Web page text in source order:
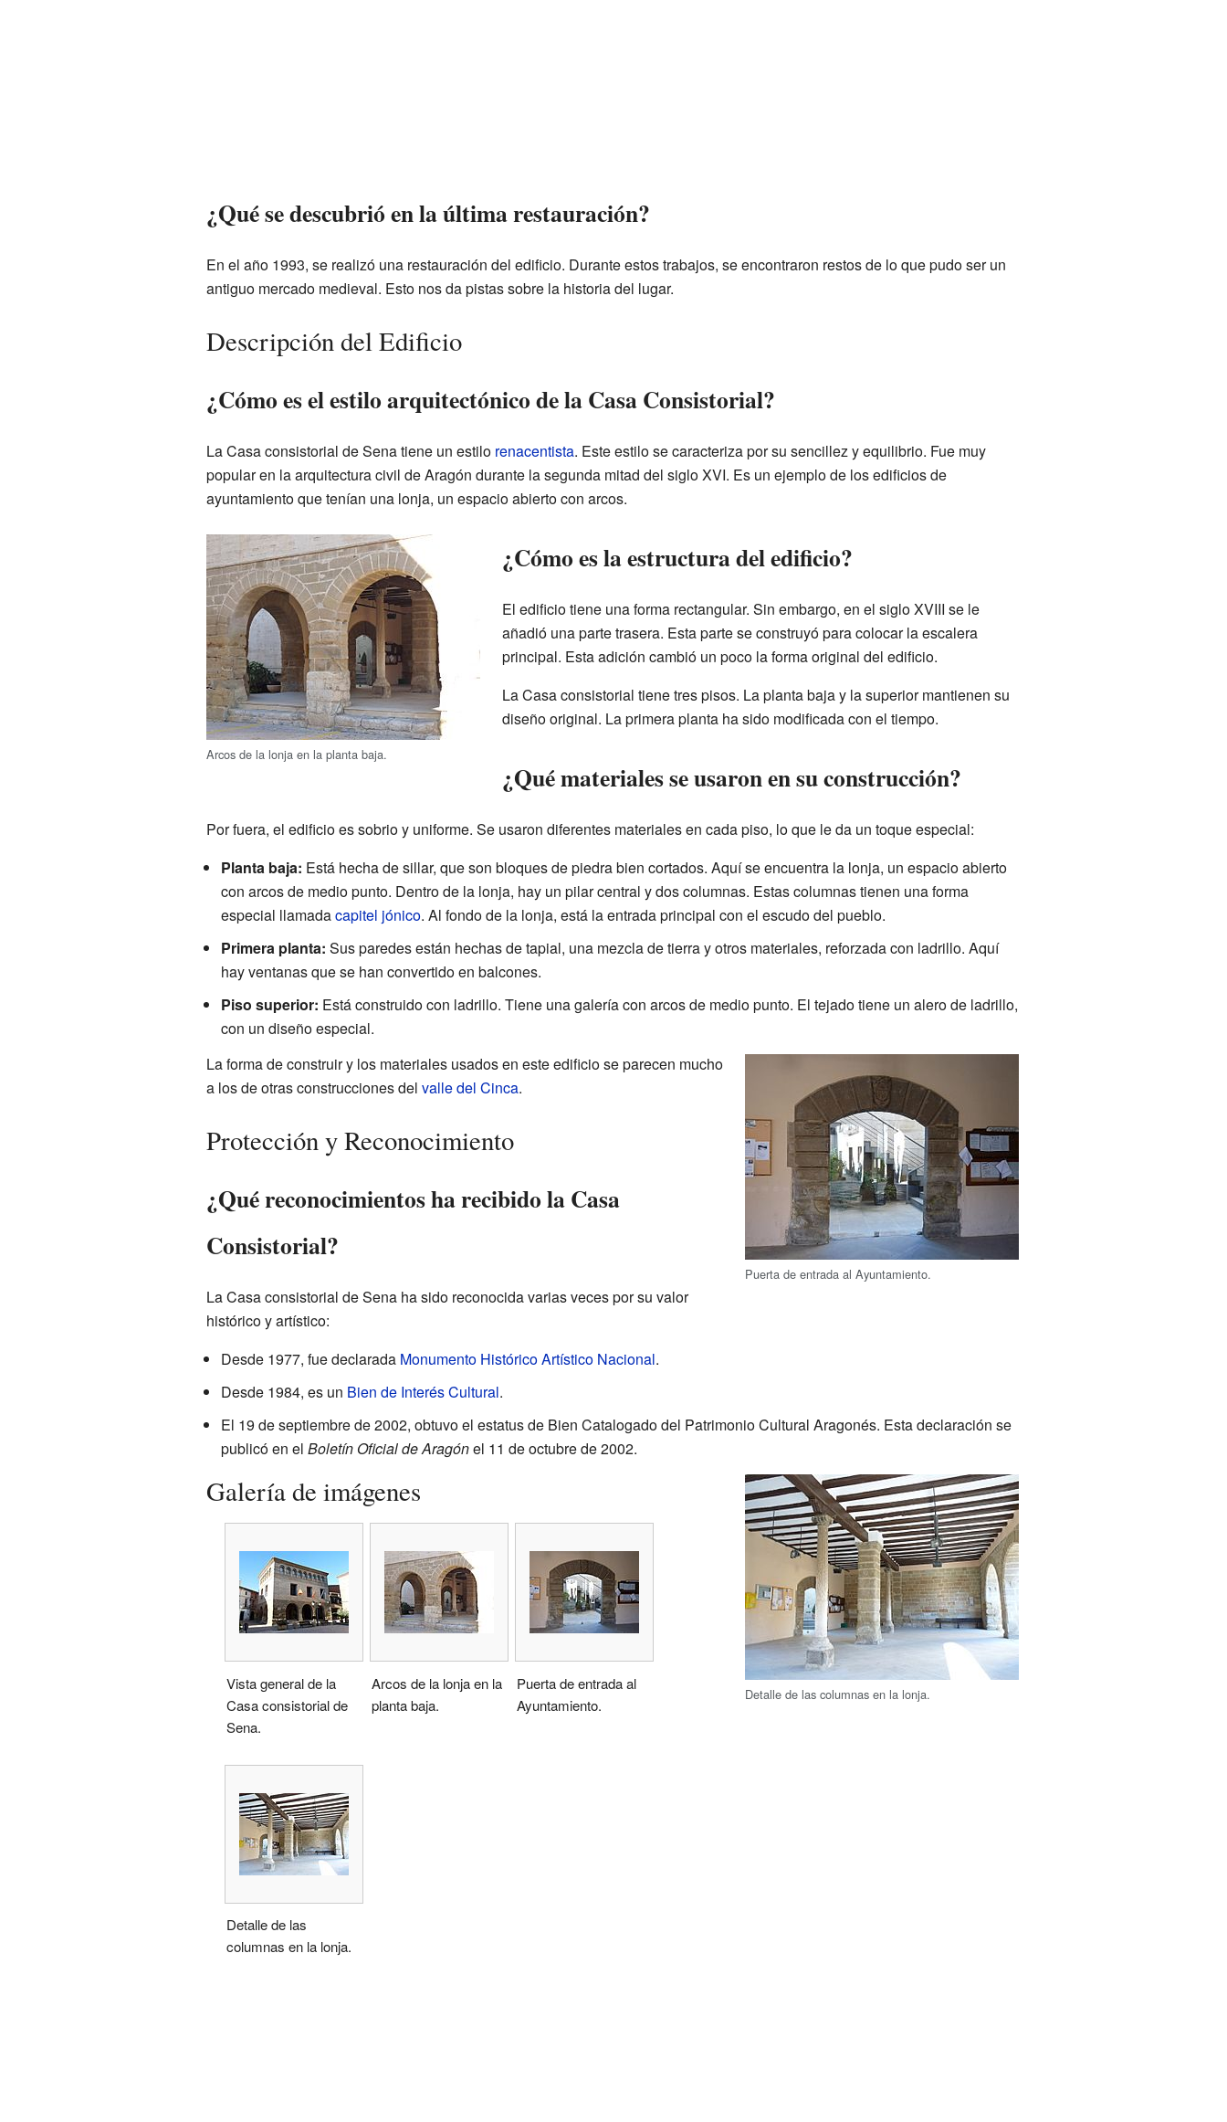
¿Qué se descubrió en la última restauración?
En el año 1993, se realizó una restauración del edificio. Durante estos trabajos, se encontraron restos de lo que pudo ser un
antiguo mercado medieval. Esto nos da pistas sobre la historia del lugar.
Descripción del Edificio
¿Cómo es el estilo arquitectónico de la Casa Consistorial?
La Casa consistorial de Sena tiene un estilo renacentista. Este estilo se caracteriza por su sencillez y equilibrio. Fue muy
popular en la arquitectura civil de Aragón durante la segunda mitad del siglo XVI. Es un ejemplo de los edificios de
ayuntamiento que tenían una lonja, un espacio abierto con arcos.
Arcos de la lonja en la planta baja.
¿Cómo es la estructura del edificio?
El edificio tiene una forma rectangular. Sin embargo, en el siglo XVIII se le
añadió una parte trasera. Esta parte se construyó para colocar la escalera
principal. Esta adición cambió un poco la forma original del edificio.
La Casa consistorial tiene tres pisos. La planta baja y la superior mantienen su
diseño original. La primera planta ha sido modificada con el tiempo.
¿Qué materiales se usaron en su construcción?
Por fuera, el edificio es sobrio y uniforme. Se usaron diferentes materiales en cada piso, lo que le da un toque especial:
Planta baja: Está hecha de sillar, que son bloques de piedra bien cortados. Aquí se encuentra la lonja, un espacio abierto
con arcos de medio punto. Dentro de la lonja, hay un pilar central y dos columnas. Estas columnas tienen una forma
especial llamadacapitel jónico. Al fondo de la lonja, está la entrada principal con el escudo del pueblo.
Primera planta: Sus paredes están hechas de tapial, una mezcla de tierra y otros materiales, reforzada con ladrillo. Aquí
hay ventanas que se han convertido en balcones.
Piso superior: Está construido con ladrillo. Tiene una galería con arcos de medio punto. El tejado tiene un alero de ladrillo,
con un diseño especial.
Puerta de entrada al Ayuntamiento.
La forma de construir y los materiales usados en este edificio se parecen mucho
a los de otras construcciones del valle del Cinca.
Protección y Reconocimiento
¿Qué reconocimientos ha recibido la Casa
Consistorial?
La Casa consistorial de Sena ha sido reconocida varias veces por su valor
histórico y artístico:
Desde 1977, fue declarada Monumento Histórico Artístico Nacional.
Desde 1984, es un Bien de Interés Cultural.
El 19 de septiembre de 2002, obtuvo el estatus de Bien Catalogado del Patrimonio Cultural Aragonés. Esta declaración se
publicó en el Boletín Oficial de Aragónel 11 de octubre de 2002.
Detalle de las columnas en la lonja.
Galería de imágenes
Vista general de la
Casa consistorial de
Sena.
Arcos de la lonja en la
planta baja.
Puerta de entrada al
Ayuntamiento.
Detalle de las
columnas en la lonja.